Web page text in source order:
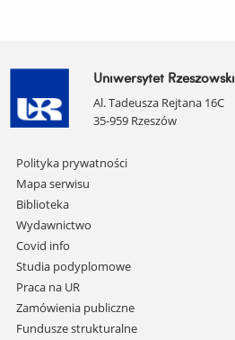
Uniwersytet Rzeszowski
Al. Tadeusza Rejtana 16C
35-959 Rzeszów
Pomiń
nawigację
i
przejdź
do
treści
Polityka prywatności
Mapa serwisu
Biblioteka
Wydawnictwo
Covid info
Studia podyplomowe
Praca na UR
Zamówienia publiczne
Fundusze strukturalne